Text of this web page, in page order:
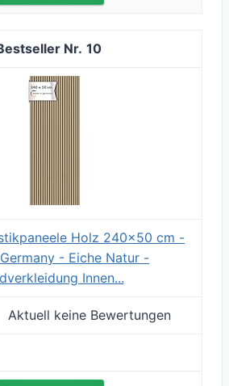
10
Holz 240x50 cm -
- Eiche Natur -
Innen...
Aktuell keine Bewertungen